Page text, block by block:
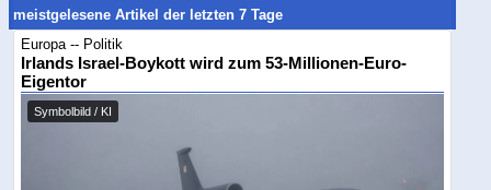
meistgelesene Artikel der letzten 7 Tage
Europa -- Politik
Irlands Israel-Boykott wird zum 53-Millionen-Euro-
Eigentor
Symbolbild / KI